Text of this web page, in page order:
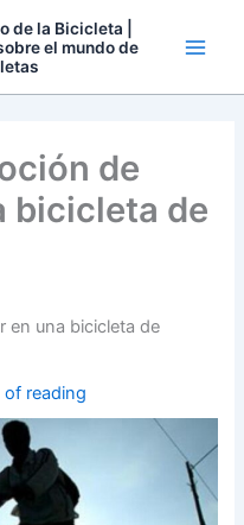
de la Bicicleta |
el mundo de
de
bicicleta de
en una bicicleta de
reading